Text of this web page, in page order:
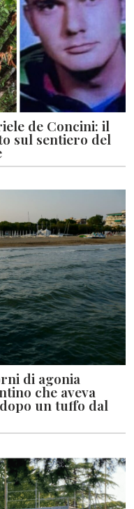
de Concini: il
sul sentiero del
di agonia
che aveva
un tuffo dal